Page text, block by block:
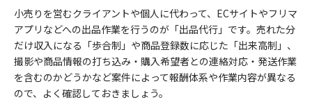
小売りを営むクライアントや個人に代わって、ECサイトやフリマ
アプリなどへの出品作業を行うのが「出品代行」です。売れた分
だけ収入になる「歩合制」や商品登録数に応じた「出来高制」、
撮影や商品情報の打ち込み・購入希望者との連絡対応・発送作業
を含むのかどうかなど案件によって報酬体系や作業内容が異なる
ので、よく確認しておきましょう。